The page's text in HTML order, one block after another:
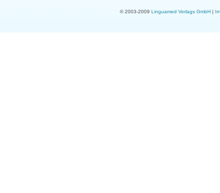
© 2003-2009 Linguamed Verlags GmbH|